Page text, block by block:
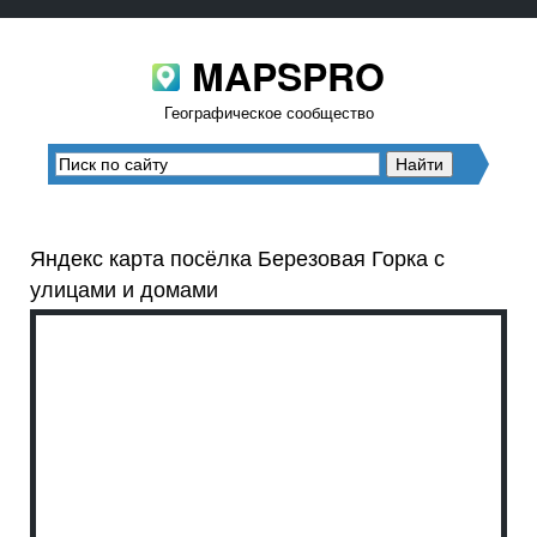
MAPSPRO
Географическое сообщество
Яндекс карта посёлка Березовая Горка с
улицами и домами